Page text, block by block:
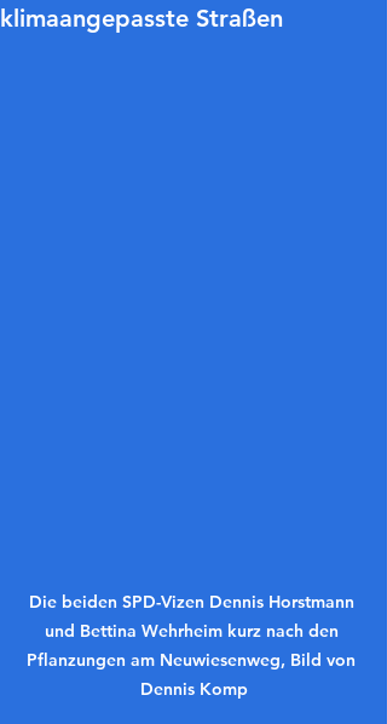
klimaangepasste Straßen
Die beiden SPD-Vizen Dennis Horstmann
und Bettina Wehrheim kurz nach den
Pflanzungen am Neuwiesenweg, Bild von
Dennis Komp